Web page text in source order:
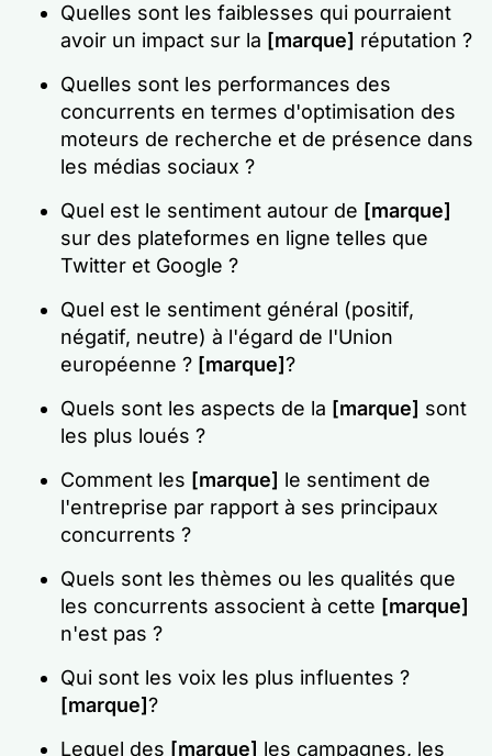
Quelles sont les faiblesses qui pourraient
avoir un impact sur la [marque] réputation ?
Quelles sont les performances des
concurrents en termes d'optimisation des
moteurs de recherche et de présence dans
les médias sociaux ?
Quel est le sentiment autour de [marque]
sur des plateformes en ligne telles que
Twitter et Google ?
Quel est le sentiment général (positif,
négatif, neutre) à l'égard de l'Union
européenne ? [marque]?
Quels sont les aspects de la [marque] sont
les plus loués ?
Comment les [marque] le sentiment de
l'entreprise par rapport à ses principaux
concurrents ?
Quels sont les thèmes ou les qualités que
les concurrents associent à cette [marque]
n'est pas ?
Qui sont les voix les plus influentes ?
[marque]?
Lequel des [marque] les campagnes, les